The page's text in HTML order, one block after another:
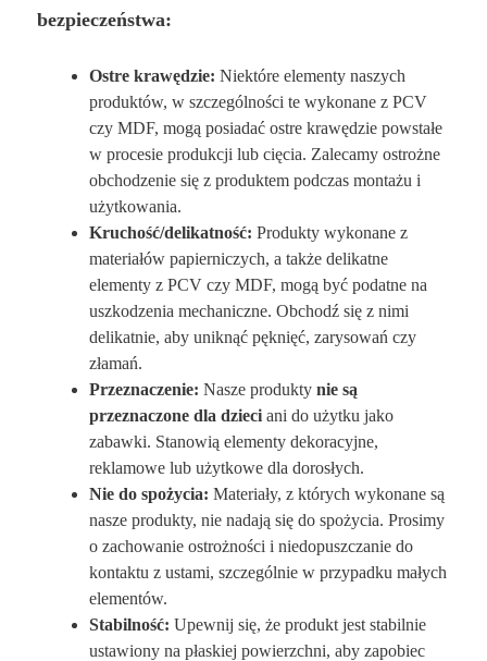
bezpieczeństwa:
Ostre krawędzie: Niektóre elementy naszych
produktów, w szczególności te wykonane z PCV
czy MDF, mogą posiadać ostre krawędzie powstałe
w procesie produkcji lub cięcia. Zalecamy ostrożne
obchodzenie się z produktem podczas montażu i
użytkowania.
Kruchość/delikatność: Produkty wykonane z
materiałów papierniczych, a także delikatne
elementy z PCV czy MDF, mogą być podatne na
uszkodzenia mechaniczne. Obchodź się z nimi
delikatnie, aby uniknąć pęknięć, zarysowań czy
złamań.
Przeznaczenie: Nasze produkty nie są
przeznaczone dla dzieci ani do użytku jako
zabawki. Stanowią elementy dekoracyjne,
reklamowe lub użytkowe dla dorosłych.
Nie do spożycia: Materiały, z których wykonane są
nasze produkty, nie nadają się do spożycia. Prosimy
o zachowanie ostrożności i niedopuszczanie do
kontaktu z ustami, szczególnie w przypadku małych
elementów.
Stabilność: Upewnij się, że produkt jest stabilnie
ustawiony na płaskiej powierzchni, aby zapobiec